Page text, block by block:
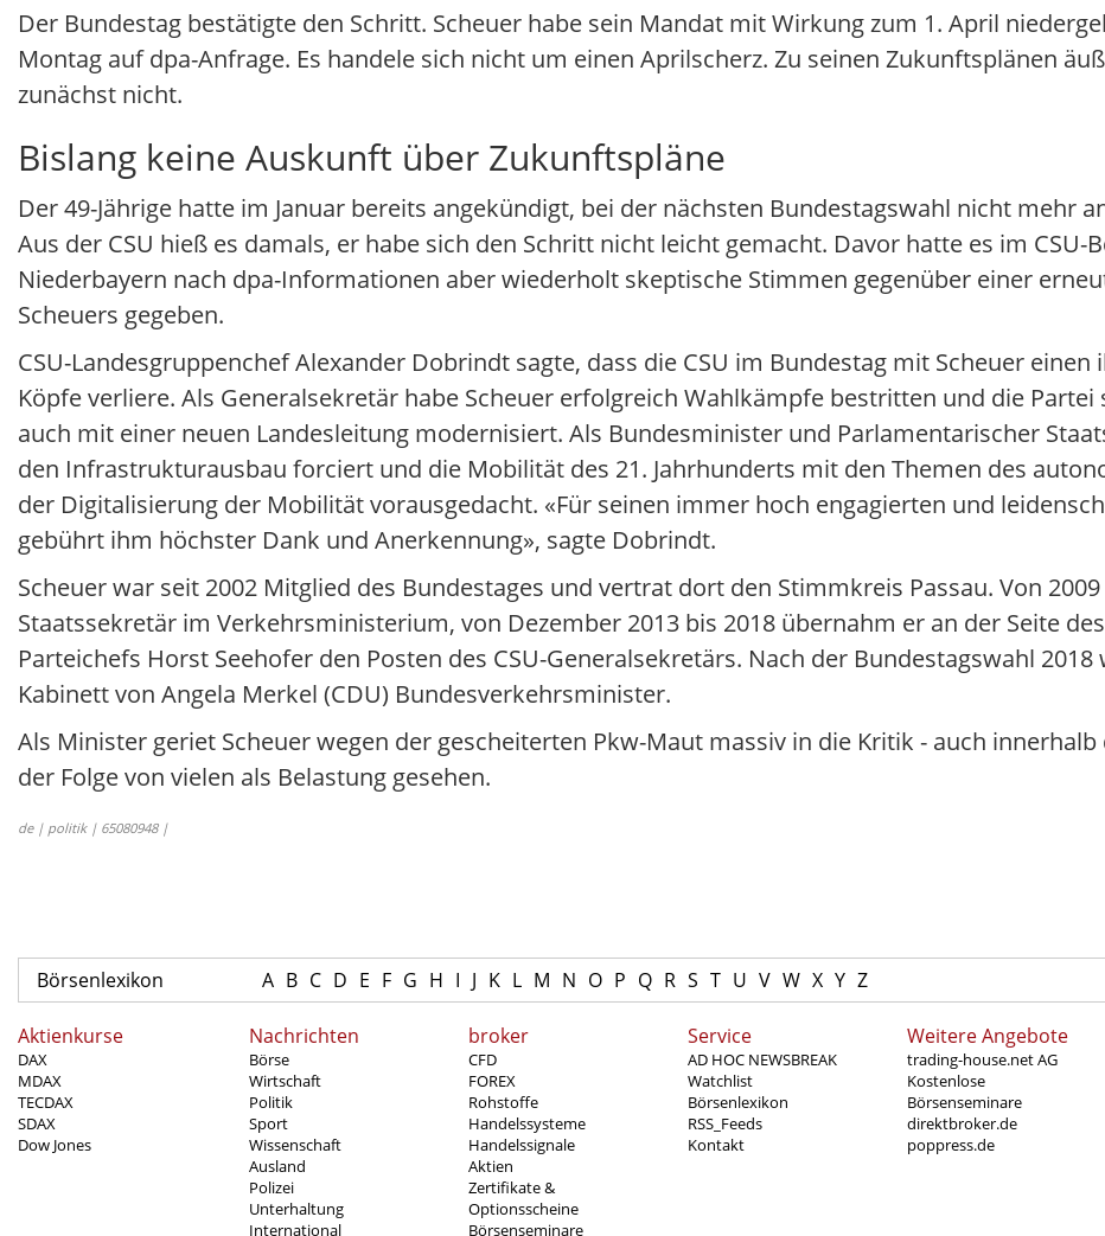
Der Bundestag bestätigte den Schritt. Scheuer habe sein Mandat mit Wirkung zum 1. April
Montag auf dpa-Anfrage. Es handele sich nicht um einen Aprilscherz. Zu seinen Zukunftsplänen
zunächst nicht.
Bislang keine Auskunft über Zukunftspläne
Der 49-Jährige hatte im Januar bereits angekündigt, bei der nächsten Bundestagswahl nicht mehr
Aus der CSU hieß es damals, er habe sich den Schritt nicht leicht gemacht. Davor hatte es im CSU-
Niederbayern nach dpa-Informationen aber wiederholt skeptische Stimmen gegenüber einer
Scheuers gegeben.
CSU-Landesgruppenchef Alexander Dobrindt sagte, dass die CSU im Bundestag mit Scheuer
Köpfe verliere. Als Generalsekretär habe Scheuer erfolgreich Wahlkämpfe bestritten und die
auch mit einer neuen Landesleitung modernisiert. Als Bundesminister und Parlamentarischer
den Infrastrukturausbau forciert und die Mobilität des 21. Jahrhunderts mit den Themen des
der Digitalisierung der Mobilität vorausgedacht. «Für seinen immer hoch engagierten und
gebührt ihm höchster Dank und Anerkennung», sagte Dobrindt.
Scheuer war seit 2002 Mitglied des Bundestages und vertrat dort den Stimmkreis Passau. Von
Staatssekretär im Verkehrsministerium, von Dezember 2013 bis 2018 übernahm er an der Seite
Parteichefs Horst Seehofer den Posten des CSU-Generalsekretärs. Nach der Bundestagswahl
Kabinett von Angela Merkel (CDU) Bundesverkehrsminister.
Als Minister geriet Scheuer wegen der gescheiterten Pkw-Maut massiv in die Kritik - auch innerhalb
der Folge von vielen als Belastung gesehen.
de | politik | 65080948 |
Börsenlexikon A B C D E F G H I J K L M N O P Q R S T U V W X Y Z
Aktienkurse
DAX
MDAX
TECDAX
SDAX
Dow Jones
Nachrichten
Börse
Wirtschaft
Politik
Sport
Wissenschaft
Ausland
Polizei
Unterhaltung
International
broker
CFD
FOREX
Rohstoffe
Handelssysteme
Handelssignale
Aktien
Zertifikate &
Optionsscheine
Börsenseminare
Service
AD HOC NEWSBREAK
Watchlist
Börsenlexikon
RSS_Feeds
Kontakt
Weitere Angebote
trading-house.net AG
Kostenlose
Börsenseminare
direktbroker.de
poppress.de